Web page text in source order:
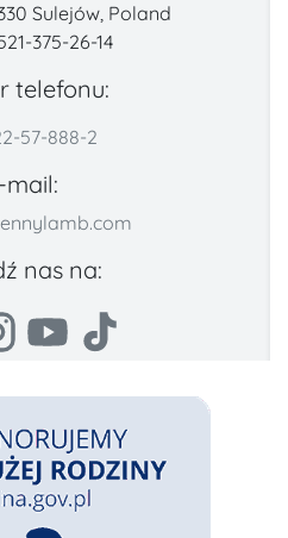
Sulejów, Poland
375-26-14
telefonu:
57-888-2
mail:
nas na: